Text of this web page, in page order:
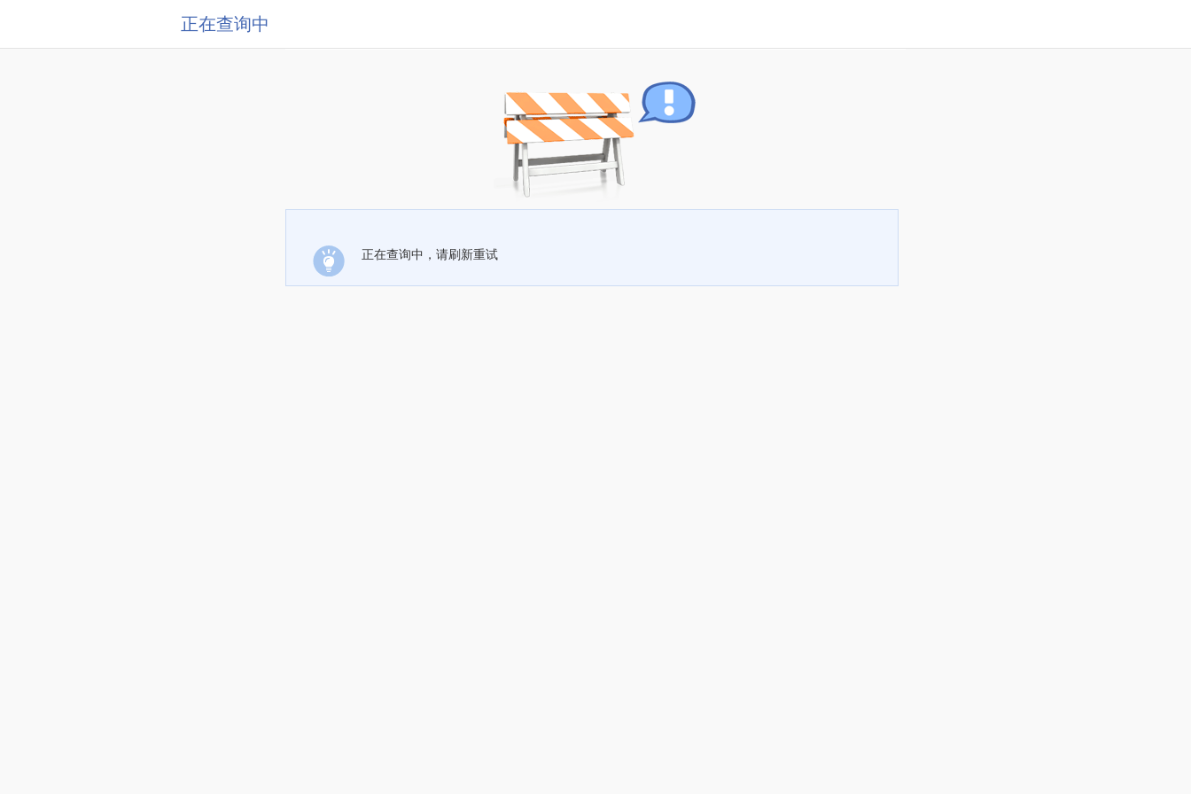
正在查询中
正在查询中，请刷新重试